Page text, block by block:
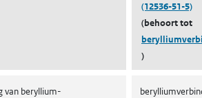
(12536-51-5)
(behoort tot
)
van beryllium-